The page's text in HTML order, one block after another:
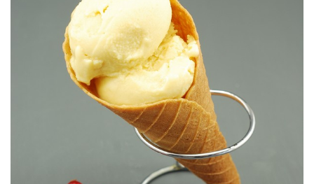
GLACE VEGAN AUX FRUITS DE LA
PASSION
Une base de crème glacée vegan déclinable à l’infini !